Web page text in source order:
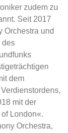
zudem zu
Seit 2017
Orchestra und
des
dem
mit der
London«.
Orchestra,